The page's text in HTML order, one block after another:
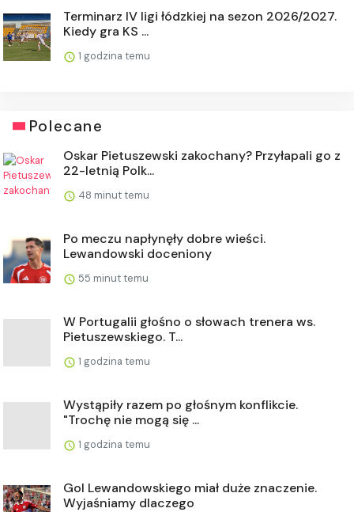
Terminarz IV ligi łódzkiej na sezon 2026/2027.
Kiedy gra KS ...
1 godzina temu
Polecane
Oskar Pietuszewski zakochany? Przyłapali go z
22-letnią Polk...
48 minut temu
Po meczu napłynęły dobre wieści.
Lewandowski doceniony
55 minut temu
W Portugalii głośno o słowach trenera ws.
Pietuszewskiego. T...
1 godzina temu
Wystąpiły razem po głośnym konflikcie.
"Trochę nie mogą się ...
1 godzina temu
Gol Lewandowskiego miał duże znaczenie.
Wyjaśniamy dlaczego